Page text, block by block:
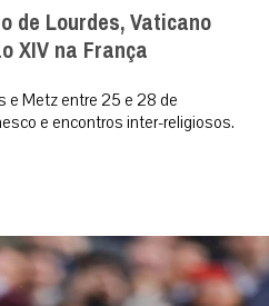
de Lourdes, Vaticano
XIV na França
e Metz entre 25 e 28 de
e encontros inter-religiosos.